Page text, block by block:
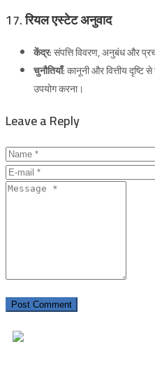
17. रियल एस्टेट अनुवाद
केंद्र:संपत्ति विवरण, अनुबंध और
चुनौतियाँ:कानूनी और वित्तीय दृष्टि
उपयोग करना।
Leave a Reply